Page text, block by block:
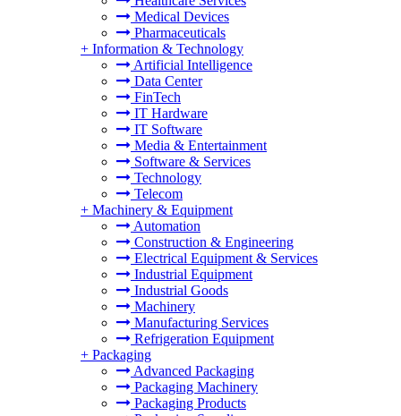
Medical Devices
Pharmaceuticals
+ Information & Technology
Artificial Intelligence
Data Center
FinTech
IT Hardware
IT Software
Media & Entertainment
Software & Services
Technology
Telecom
+ Machinery & Equipment
Automation
Construction & Engineering
Electrical Equipment & Services
Industrial Equipment
Industrial Goods
Machinery
Manufacturing Services
Refrigeration Equipment
+ Packaging
Advanced Packaging
Packaging Machinery
Packaging Products